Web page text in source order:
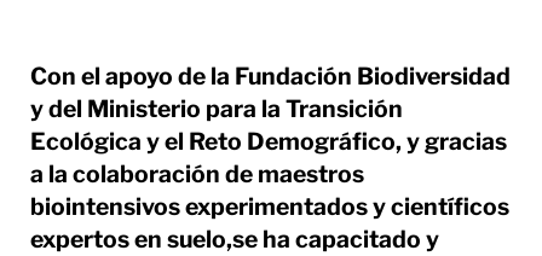
Con el apoyo de la Fundación Biodiversidad
y del Ministerio para la Transición
Ecológica y el Reto Demográfico, y gracias
a la colaboración de maestros
biointensivos experimentados y científicos
expertos en suelo,se ha capacitado y